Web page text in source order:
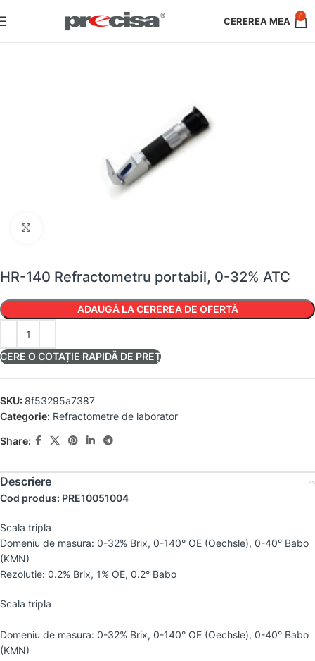
0
HR-140 Refractometru portabil, 0-32% ATC
ADAUGĂ LA CEREREA DE OFERTĂ
CERE O COTAȚIE RAPIDĂ DE PREȚ
SKU: 8f53295a7387
Categorie: Refractometre de laborator
Share:
Descriere
Cod produs: PRE10051004
Scala tripla
Domeniu de masura: 0-32% Brix, 0-140° OE (Oechsle), 0-40° Babo
(KMN)
Rezolutie: 0.2% Brix, 1% OE, 0.2° Babo
Scala tripla
Domeniu de masura: 0-32% Brix, 0-140° OE (Oechsle), 0-40° Babo
(KMN)